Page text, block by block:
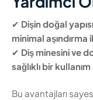
✔ Dişin doğal
minimal aşındırma
✔ Diş minesini ve
sağlıklı bir
Bu avantajları